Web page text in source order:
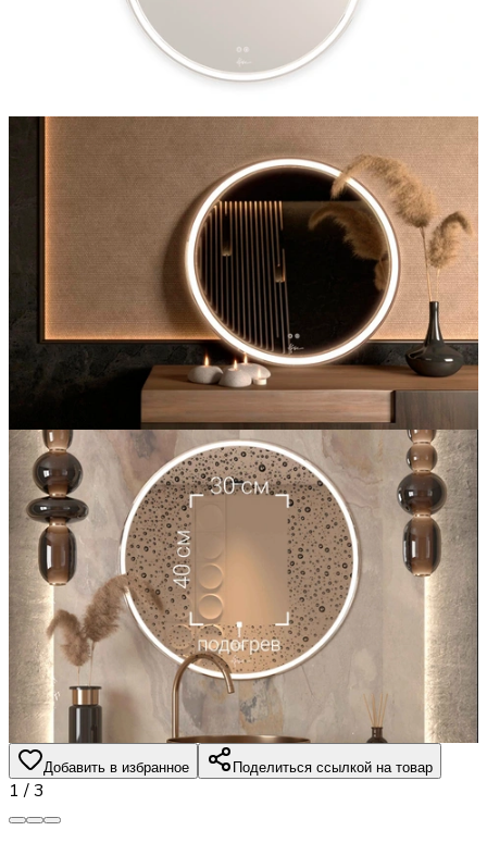
Добавить в избранное Поделиться ссылкой на товар
1 /3